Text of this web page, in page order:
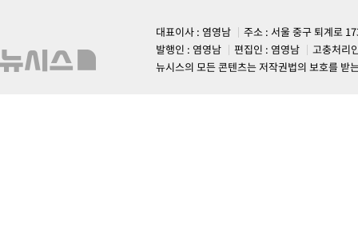
대표이사 : 염영남
주소 : 서울 중구 퇴계로
발행인 : 염영남
편집인 : 염영남
고충처리
뉴시스의 모든 콘텐츠는 저작권법의 보호를